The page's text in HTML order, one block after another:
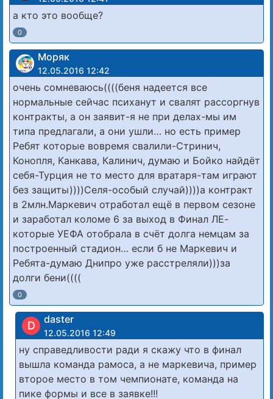
а кто это вообще?
0
Моряк
12.05.2016 12:42
очень сомневаюсь((((беня надеется все
нормальные сейчас психанут и свалят рассоргнув
контракты, а он заявит-я не при делах-мы им
типа предлагали, а они ушли… но есть пример
Ребят которые вовремя свалили-Стринич,
Конопля, Канкава, Калинич, думаю и Бойко найдёт
себя-Турция не то место для вратаря-там играют
без защиты))))Селя-особый случай))))а контракт
в 2млн.Маркевич отработал ещё в первом сезоне
и заработал коломе 6 за выход в Финал ЛЕ-
которые УЕФА отобрала в счёт долга немцам за
построенный стадион… если б не Маркевич и
Ребята-думаю Днипро уже расстреляли)))за
долги бени((((
0
D daster
12.05.2016 12:49
ну справедливости ради я скажу что в финал
вышла команда рамоса, а не маркевича, пример
второе место в том чемпионате, команда на
пике формы и все в заявке!!!